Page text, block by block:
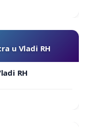
u Vladi RH
RH